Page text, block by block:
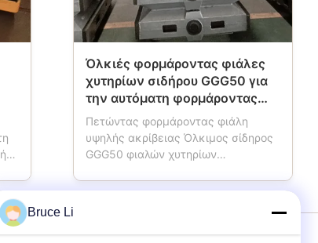
η
Όλκιές φορμάροντας φιάλες
χυτηρίων σιδήρου GGG50 για
την αυτόματη φορμάροντας
γραμμή HWS
Πετώντας φορμάροντας φιάλη
υψηλής ακρίβειας Όλκιμος σίδηρος
GGG50 φιαλών χυτηρίων
φορμών, φιάλη άμμου, κιβώτιο
Bruce Li